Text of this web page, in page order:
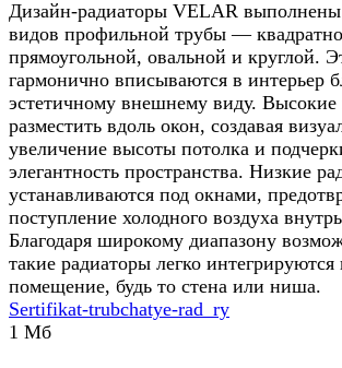
Дизайн-радиаторы VELAR
видов профильной трубы —
прямоугольной, овальной и круглой.
гармонично вписываются в интерьер
эстетичному внешнему виду.
разместить вдоль окон, создавая
увеличение высоты потолка и
элегантность пространства. Низкие
устанавливаются под окнами,
поступление холодного воздуха
Благодаря широкому диапазону
такие радиаторы легко
помещение, будь то стена или ниша.
Sertifikat-trubchatye-rad_ry
1 Мб